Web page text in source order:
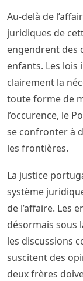
Au-delà de
juridiques de
engendrent des
enfants. Les lois
clairement la
toute forme de
l’occurence, le
se confronter à
les frontières.
La justice
système
de l’affaire. Les
désormais sous
les discussions
suscitent des
deux frères